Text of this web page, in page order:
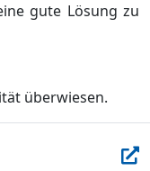
gute Lösung zu
überwiesen.